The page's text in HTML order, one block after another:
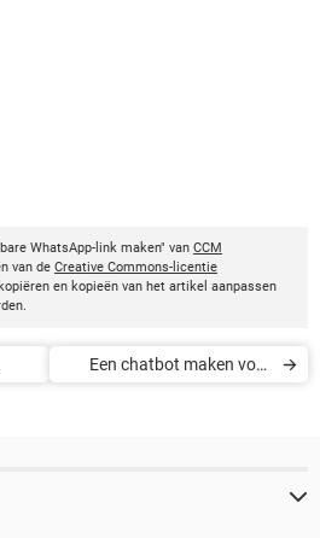
WhatsApp-link maken" van CCM
van de Creative Commons-licentie
en kopieën van het artikel aanpassen
Een chatbot maken voor